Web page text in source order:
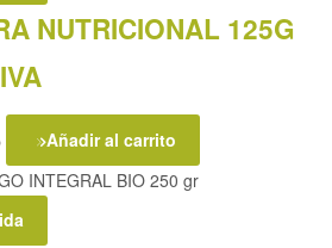
NUTRICIONAL 125G
Añadir al carrito